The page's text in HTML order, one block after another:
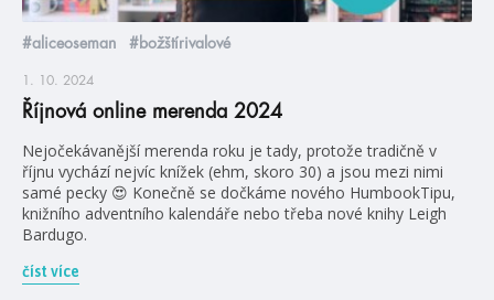
#aliceoseman #božštírivalové
1. 10. 2024
Říjnová online merenda 2024
Nejočekávanější merenda roku je tady, protože tradičně v
říjnu vychází nejvíc knížek (ehm, skoro 30) a jsou mezi nimi
samé pecky 😍 Konečně se dočkáme nového HumbookTipu,
knižního adventního kalendáře nebo třeba nové knihy Leigh
Bardugo.
číst více